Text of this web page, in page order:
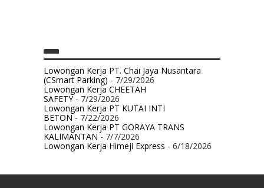
Lowongan Kerja PT. Chai Jaya Nusantara
(CSmart Parking) - 7/29/2026
Lowongan Kerja CHEETAH
SAFETY- 7/29/2026
Lowongan Kerja PT KUTAI INTI
BETON- 7/22/2026
Lowongan Kerja PT GORAYA TRANS
KALIMANTAN- 7/7/2026
Lowongan Kerja Himeji Express - 6/18/2026